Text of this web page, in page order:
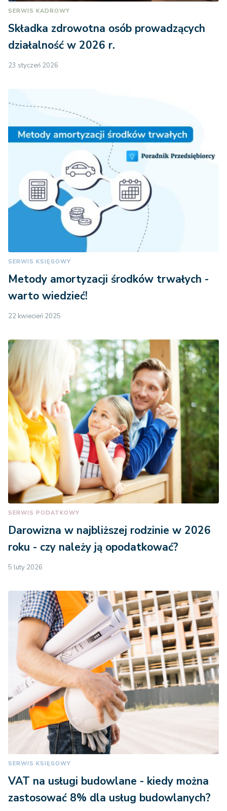
SERWIS KADROWY
Składka zdrowotna osób prowadzących
działalność w 2026 r.
23 styczeń 2026
SERWIS KSIĘGOWY
Metody amortyzacji środków trwałych -
warto wiedzieć!
22 kwiecień 2025
SERWIS PODATKOWY
Darowizna w najbliższej rodzinie w 2026
roku - czy należy ją opodatkować?
5 luty 2026
SERWIS KSIĘGOWY
VAT na usługi budowlane - kiedy można
zastosować 8% dla usług budowlanych?